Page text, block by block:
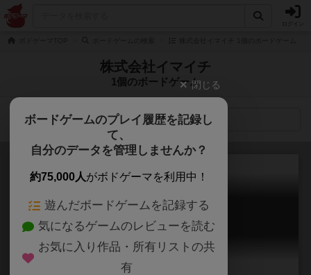
株式会社イマイチ
1個のボードゲーム
検索メニュー
怪盗ポリス面
Kaito Police Men
閉じる
ボードゲームのプレイ履歴を記録し
て、
自分のデータを管理しませんか？
約75,000人がボドゲーマを利用中！
遊んだボードゲームを記録する
気になるゲームのレビューを読む
お気に入り作品・所有リストの共
有